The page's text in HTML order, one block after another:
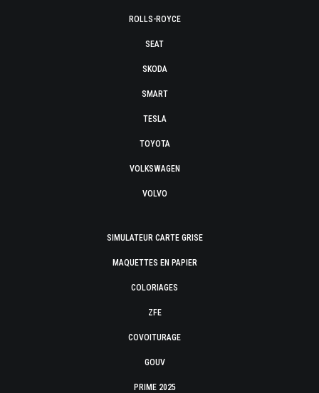
ROLLS-ROYCE
SEAT
SKODA
SMART
TESLA
TOYOTA
VOLKSWAGEN
VOLVO
SIMULATEUR CARTE GRISE
MAQUETTES EN PAPIER
COLORIAGES
ZFE
COVOITURAGE
GOUV
PRIME 2025